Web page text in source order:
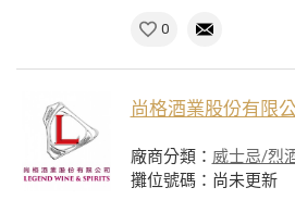
0
尚格酒業股份有限
廠商分類： 威士忌/烈
攤位號碼：尚未更新